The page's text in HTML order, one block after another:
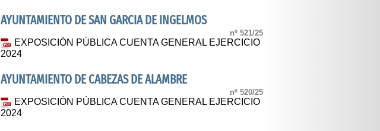
AYUNTAMIENTO DE SAN GARCIA DE INGELMOS
nº 521/25
EXPOSICIÓN PÚBLICA CUENTA GENERAL EJERCICIO
2024
AYUNTAMIENTO DE CABEZAS DE ALAMBRE
nº 520/25
EXPOSICIÓN PÚBLICA CUENTA GENERAL EJERCICIO
2024